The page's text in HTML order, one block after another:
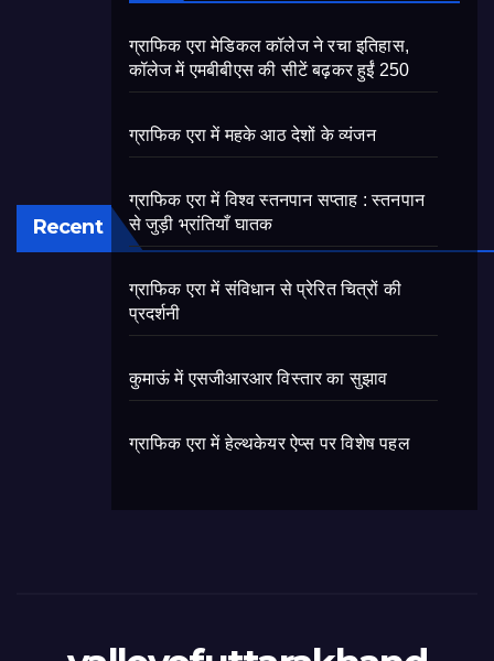
Recent
ग्राफिक एरा मेडिकल कॉलेज ने रचा इतिहास,
कॉलेज में एमबीबीएस की सीटें बढ़कर हुईं 250
ग्राफिक एरा में महके आठ देशों के व्यंजन
ग्राफिक एरा में विश्व स्तनपान सप्ताह : स्तनपान
से जुड़ी भ्रांतियाँ घातक
ग्राफिक एरा में संविधान से प्रेरित चित्रों की
प्रदर्शनी
कुमाऊं में एसजीआरआर विस्तार का सुझाव
ग्राफिक एरा में हेल्थकेयर ऐप्स पर विशेष पहल